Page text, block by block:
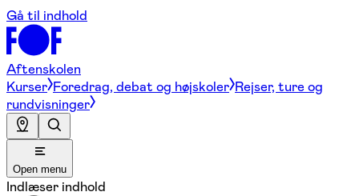
Gå til indhold
Aftenskolen
Kurser Foredrag, debat og højskoler Rejser, ture og
rundvisninger
Open menu
Indlæser indhold